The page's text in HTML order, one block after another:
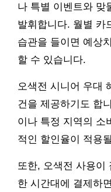
나 특별 이벤트와 맞
발휘합니다. 월별 카
습관을 들이면 예상
할 수 있습니다.
오색전 시니어 우대
건을 제공하기도 합
이나 특정 지역의 소
적인 할인율이 적용
또한, 오색전 사용이
한 시간대에 결제하